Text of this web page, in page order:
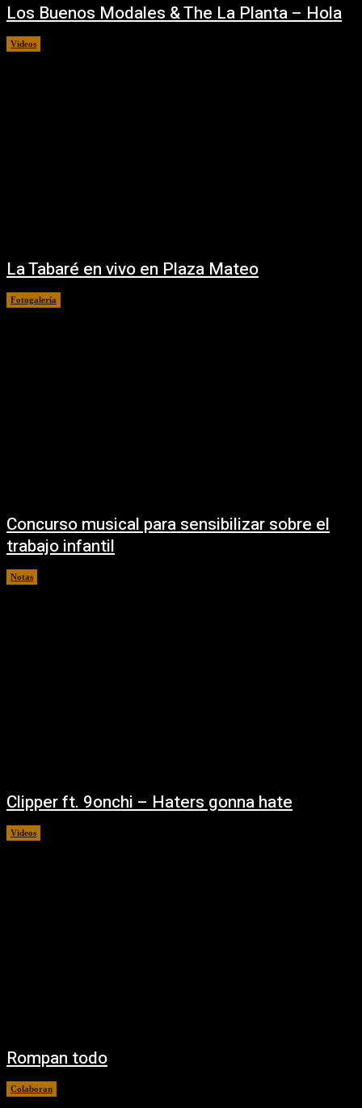
Los Buenos Modales & The La Planta – Hola
Videos
La Tabaré en vivo en Plaza Mateo
Fotogalería
Concurso musical para sensibilizar sobre el
trabajo infantil
Notas
Clipper ft. 9onchi – Haters gonna hate
Videos
Rompan todo
Colaboran